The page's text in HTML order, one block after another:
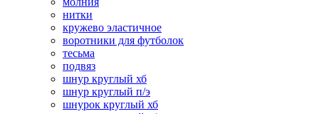
нитки
кружево эластичное
воротники для футболок
тесьма
подвяз
шнур круглый хб
шнур круглый п/э
шнурок круглый хб